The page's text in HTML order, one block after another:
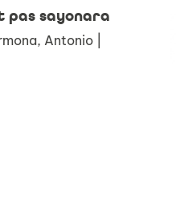
pas sayonara
Antonio |